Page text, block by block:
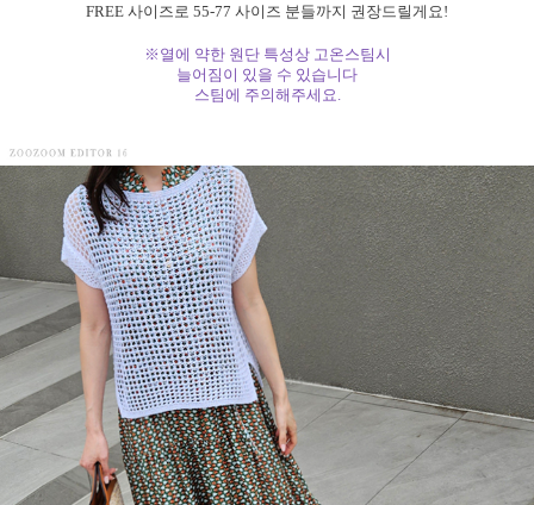
FREE 사이즈로 55-77 사이즈 분들까지 권장드릴게요!
※열에 약한 원단 특성상 고온스팀시
늘어짐이 있을 수 있습니다
스팀에 주의해주세요.